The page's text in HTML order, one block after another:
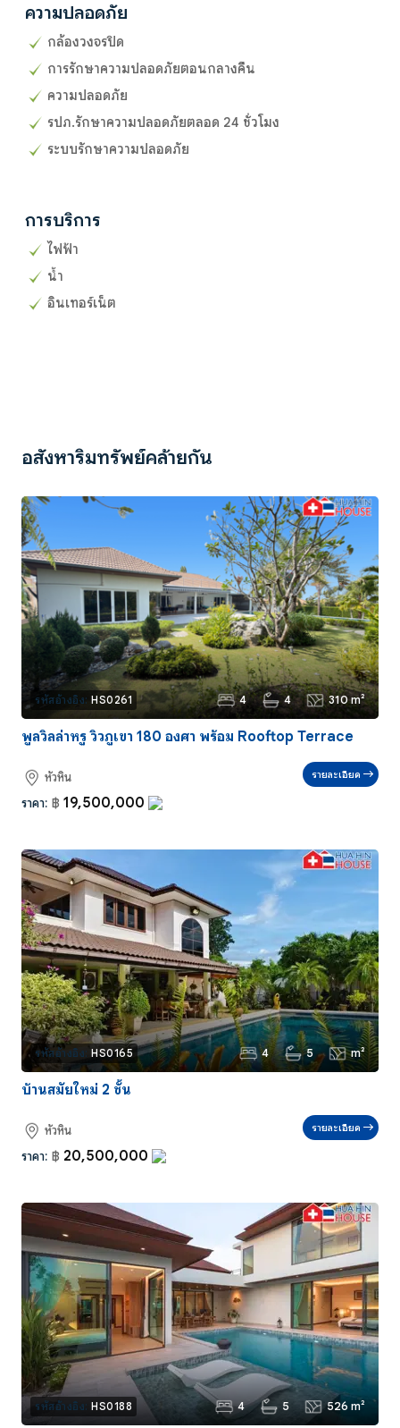
ความปลอดภัย
กล้องวงจรปิด
การรักษาความปลอดภัยตอนกลางคืน
ความปลอดภัย
รปภ.รักษาความปลอดภัยตลอด 24 ชั่วโมง
ระบบรักษาความปลอดภัย
การบริการ
ไฟฟ้า
น้ำ
อินเทอร์เน็ต
อสังหาริมทรัพย์คล้ายกัน
รหัสอ้างอิง: HS0261 4 4 310 m²
พูลวิลล่าหรู วิวภูเขา 180 องศา พร้อม Rooftop Terrace
หัวหิน
ราคา: ฿ 19,500,000
รายละเอียด
รหัสอ้างอิง: HS0165 4 5 m²
บ้านสมัยใหม่ 2 ชั้น
หัวหิน
ราคา: ฿ 20,500,000
รายละเอียด
รหัสอ้างอิง: HS0188 4 5 526 m²